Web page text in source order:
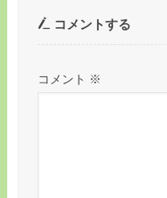
コメントする
コメント ※